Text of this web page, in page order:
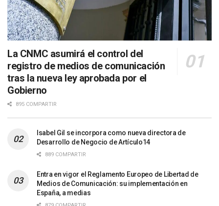
La CNMC asumirá el control del
registro de medios de comunicación
tras la nueva ley aprobada por el
Gobierno
895 COMPARTIR
Isabel Gil se incorpora como nueva directora de
Desarrollo de Negocio de Artículo14
889 COMPARTIR
Entra en vigor el Reglamento Europeo de Libertad de
Medios de Comunicación: su implementación en
España, a medias